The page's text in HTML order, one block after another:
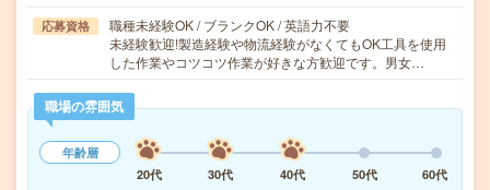
応募資格
職種未経験OK / ブランクOK / 英語力不要
未経験歓迎!製造経験や物流経験がなくてもOK工具を使用
した作業やコツコツ作業が好きな方歓迎です。男女…
職場の雰囲気
年齢層
20代
30代 40代 50代 60代